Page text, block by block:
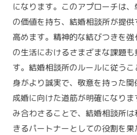
実りある活動を支える
婚前交渉禁止が結婚相
理由
結婚相談所での活動を
禁止の意味
結婚相談所利用者の成
交渉禁止の効果
婚前交渉禁止が実現す
になります。このアプローチは
の価値を持ち、結婚相談所が提
高めます。精神的な結びつきを
の生活におけるさまざまな課題
す。結婚相談所のルールに従う
身がより誠実で、敬意を持った関
成婚に向けた道筋が明確になり
み合わさることで、結婚相談所
きるパートナーとしての役割を果